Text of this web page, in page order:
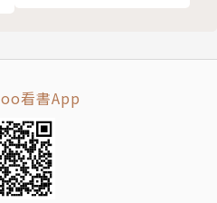
巧都能搬到線上教學使用
類課程，怎麼補強？實做
感受？
麼控管嗎？討論後，怎麼請
看書App